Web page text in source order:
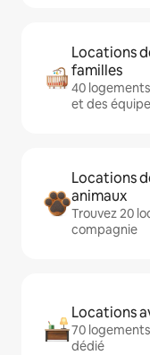
Locations
familles
40
et des
Locations
animaux
Trouvez 20
compagnie
Locations
70
dédié